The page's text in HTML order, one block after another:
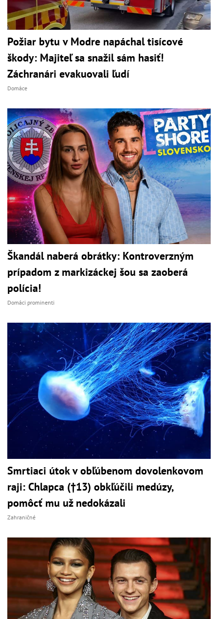
Požiar bytu v Modre napáchal tisícové
škody: Majiteľ sa snažil sám hasiť!
Záchranári evakuovali ľudí
Domáce
Škandál naberá obrátky: Kontroverzným
prípadom z markizáckej šou sa zaoberá
polícia!
Domáci prominenti
Smrtiaci útok v obľúbenom dovolenkovom
raji: Chlapca (†13) obkľúčili medúzy,
pomôcť mu už nedokázali
Zahraničné